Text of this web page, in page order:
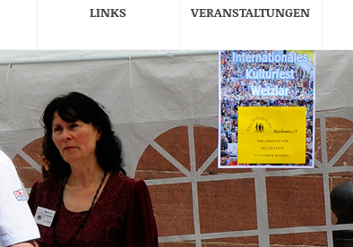
LINKS VERANSTALTUNGEN